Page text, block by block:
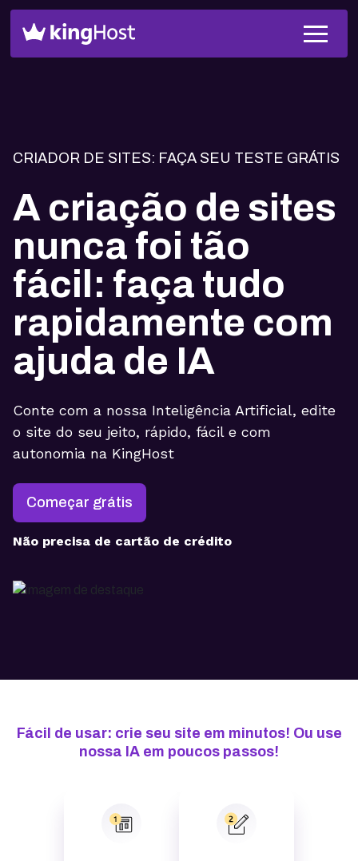
CRIADOR DE SITES: FAÇA SEU TESTE GRÁTIS
A criação de sites
nunca foi tão
fácil: faça tudo
rapidamente com
ajuda de IA
Conte com a nossa Inteligência Artificial, edite
o site do seu jeito, rápido, fácil e com
autonomia na KingHost
Começar grátis
Não precisa de cartão de crédito
Fácil de usar: crie seu site em minutos! Ou use
nossa IA em poucos passos!